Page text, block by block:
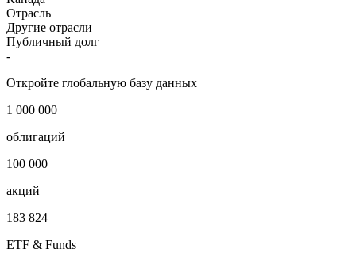
Отрасль
Другие отрасли
Публичный долг
-
Откройте глобальную базу данных
1 000 000
облигаций
100 000
акций
183 824
ETF & Funds